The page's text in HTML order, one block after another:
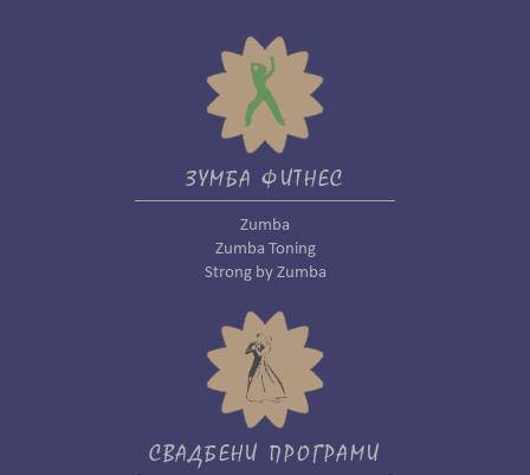
ЗУМБА ФИТНЕС
Zumba
Zumba Toning
Strong by Zumba
СВАДБЕНИ ПРОГРАМИ